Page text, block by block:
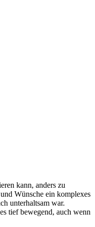
kann, anders zu
Wünsche ein komplexes
unterhaltsam war.
tief bewegend, auch wenn